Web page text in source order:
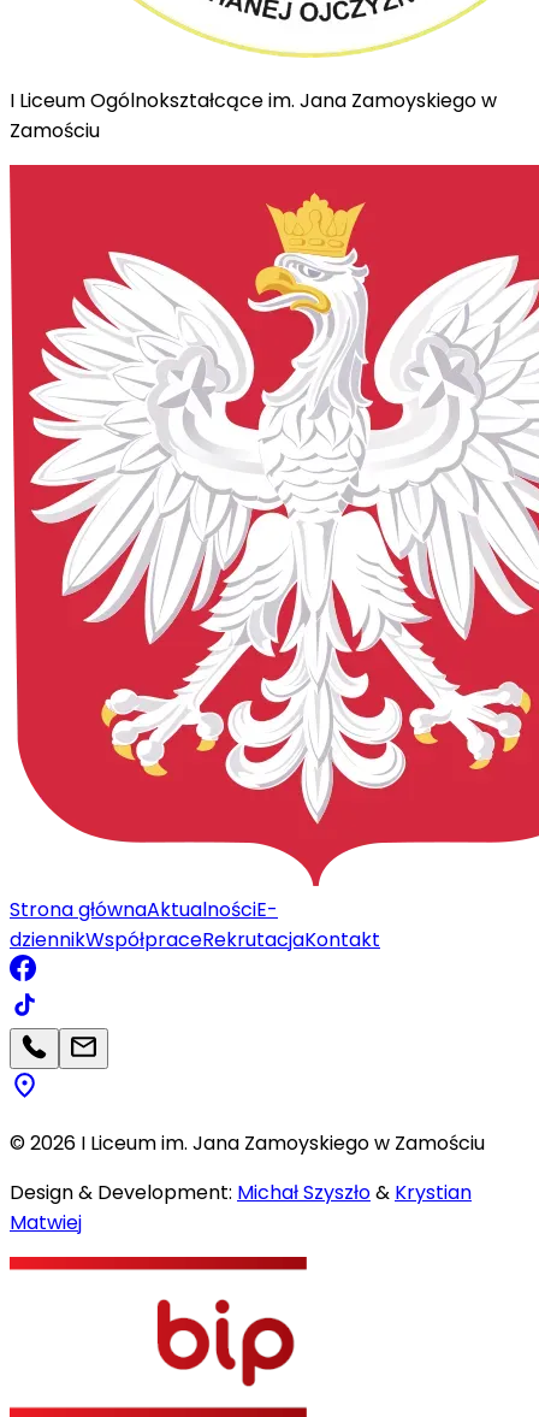
I Liceum Ogólnokształcące im. Jana Zamoyskiego w
Zamościu
Strona głównaAktualnościE-
dziennikWspółpraceRekrutacjaKontakt
©2026 I Liceum im. Jana Zamoyskiego w Zamościu
Design & Development: Michał Szyszło& Krystian
Matwiej